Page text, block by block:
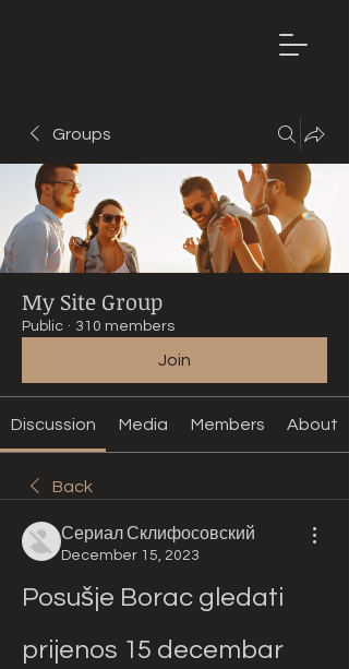
Groups
My Site Group
Public · 310 members
Join
Discussion Media Members About
Back
Сериал Склифосовский
December 15, 2023
Posušje Borac gledati
prijenos 15 decembar